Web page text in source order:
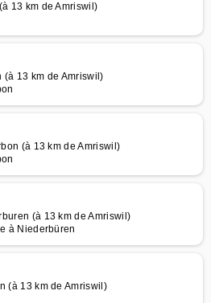
13 km de Amriswil)
(à 13 km de Amriswil)
(à 13 km de Amriswil)
(à 13 km de Amriswil)
à Niederbüren
(à 13 km de Amriswil)